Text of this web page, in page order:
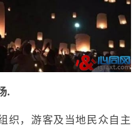
.
织，游客及当地民众自主